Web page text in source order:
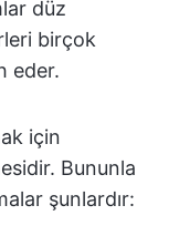
düz
birçok
eder.
için
Bununla
şunlardır: